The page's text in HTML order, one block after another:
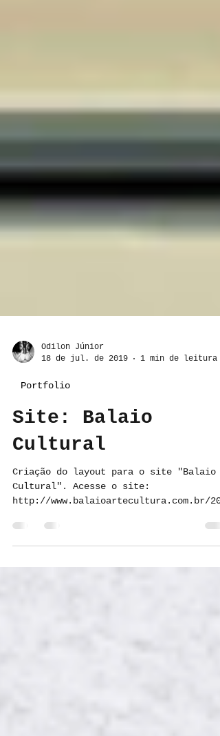
Odilon Júnior
18 de jul. de 2019
1 min de leitura
Portfolio
Site: Balaio
Cultural
Cultural". Acesse o site: